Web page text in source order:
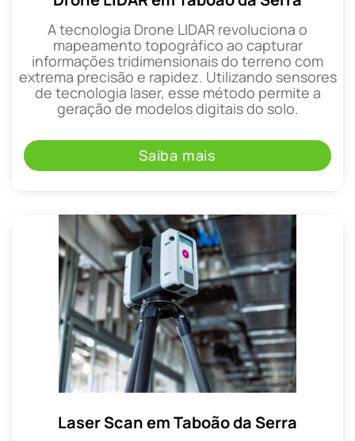
A tecnologia Drone LIDAR revoluciona o
mapeamento topográfico ao capturar
informações tridimensionais do terreno com
extrema precisão e rapidez. Utilizando sensores
de tecnologia laser, esse método permite a
geração de modelos digitais do solo.
Saiba mais
Laser Scan em Taboão da Serra